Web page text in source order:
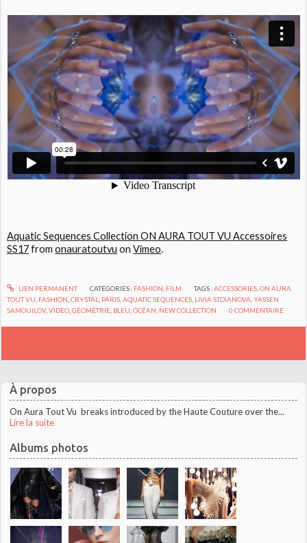
À propos
On Aura Tout Vu breaks introduced by the Haute Couture over the...
Lire la suite
Albums photos
Aquatic Sequences Collection ON AURA TOUT VU Accessoires
SS17fromonauratoutvu onVimeo.
LIEN PERMANENT CATÉGORIES : FASHION FILM TAGS :ACCESSORIES ,ON AURA
TOUT VU FASHION ,CRYSTAL PARIS ,AQUATIC SEQUENCES LIVIA STOIANOVA ,YASSEN
SAMOUILOV,VIDEO ,GÉOMÉTRIE BLEU ,OCÉAN NEW COLLECTION 0 COMMENTAIRE